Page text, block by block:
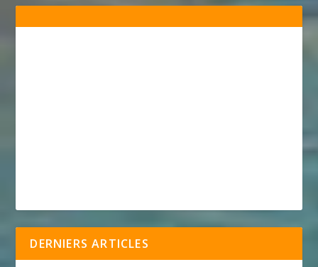
DERNIERS ARTICLES